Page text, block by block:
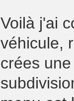
Voilà j'ai
véhicule,
crées